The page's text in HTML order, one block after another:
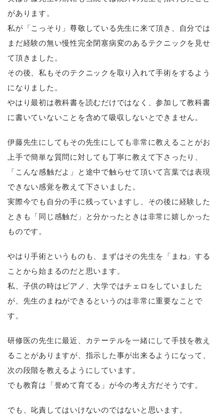
があります。
私が「こっそり」尊敬している先生に来て頂き、自分では
まだ経験の無い慢性完全閉塞病変のあるテクニックを見せ
て頂きました。
その後、私もそのテクニックを取り入れて手術をするよう
になりました。
やはり最初は教科書を読むだけではなく、参加して教科書
に書いていないことを含めて吸収しないとできません。
伊藤先生にしてもその先生にしても非常に教えることがお
上手で簡単な質問に対しても丁寧に教えて下さったり、
「こんな感触だよ」と途中で触らせて頂いて言葉では表現
できない感覚を教えて下さいました。
実際今でも自分の手に残っていますし、その後に経験した
ときも「同じ感触だ」と分かったときは非常に嬉しかった
ものです。
やはり手術というものも、まずはその先生を「まね」する
ことから始まるのだと思います。
私、子供の時はピアノ、大学ではチェロをしていました
が、先生のまねができるというのは非常に重要なことで
す。
研修医の先生に最近、カテーテルを一緒にして手技を教え
ることがありますが、指示した事が出来るようになって、
次の段階を教えるようにしています。
でも教育は「誉めて育てる」が今の考え方だそうです。
でも、叱責してはいけないのではないと思います。